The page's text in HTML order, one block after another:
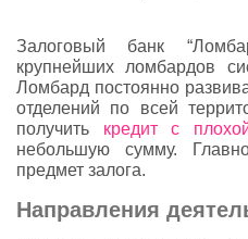
Залоговый банк
крупнейших ломбардов
Ломбард постоянно
отделений по всей
получить кредит с
небольшую сумму.
предмет залога.
Направления